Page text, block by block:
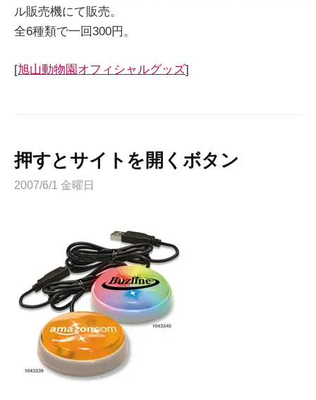
ル販売機にて販売。
全6種類で一回300円。
[旭山動物園オフィシャルグッズ]
押すとサイトを開くボタン
2007/6/1 金曜日